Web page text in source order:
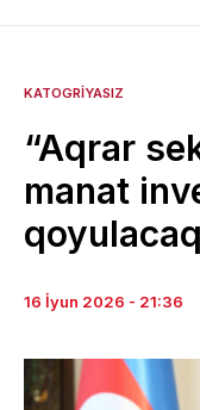
KATOGRIYASIZ
“Aqrar
manat
16 İyun 2026 - 21:36